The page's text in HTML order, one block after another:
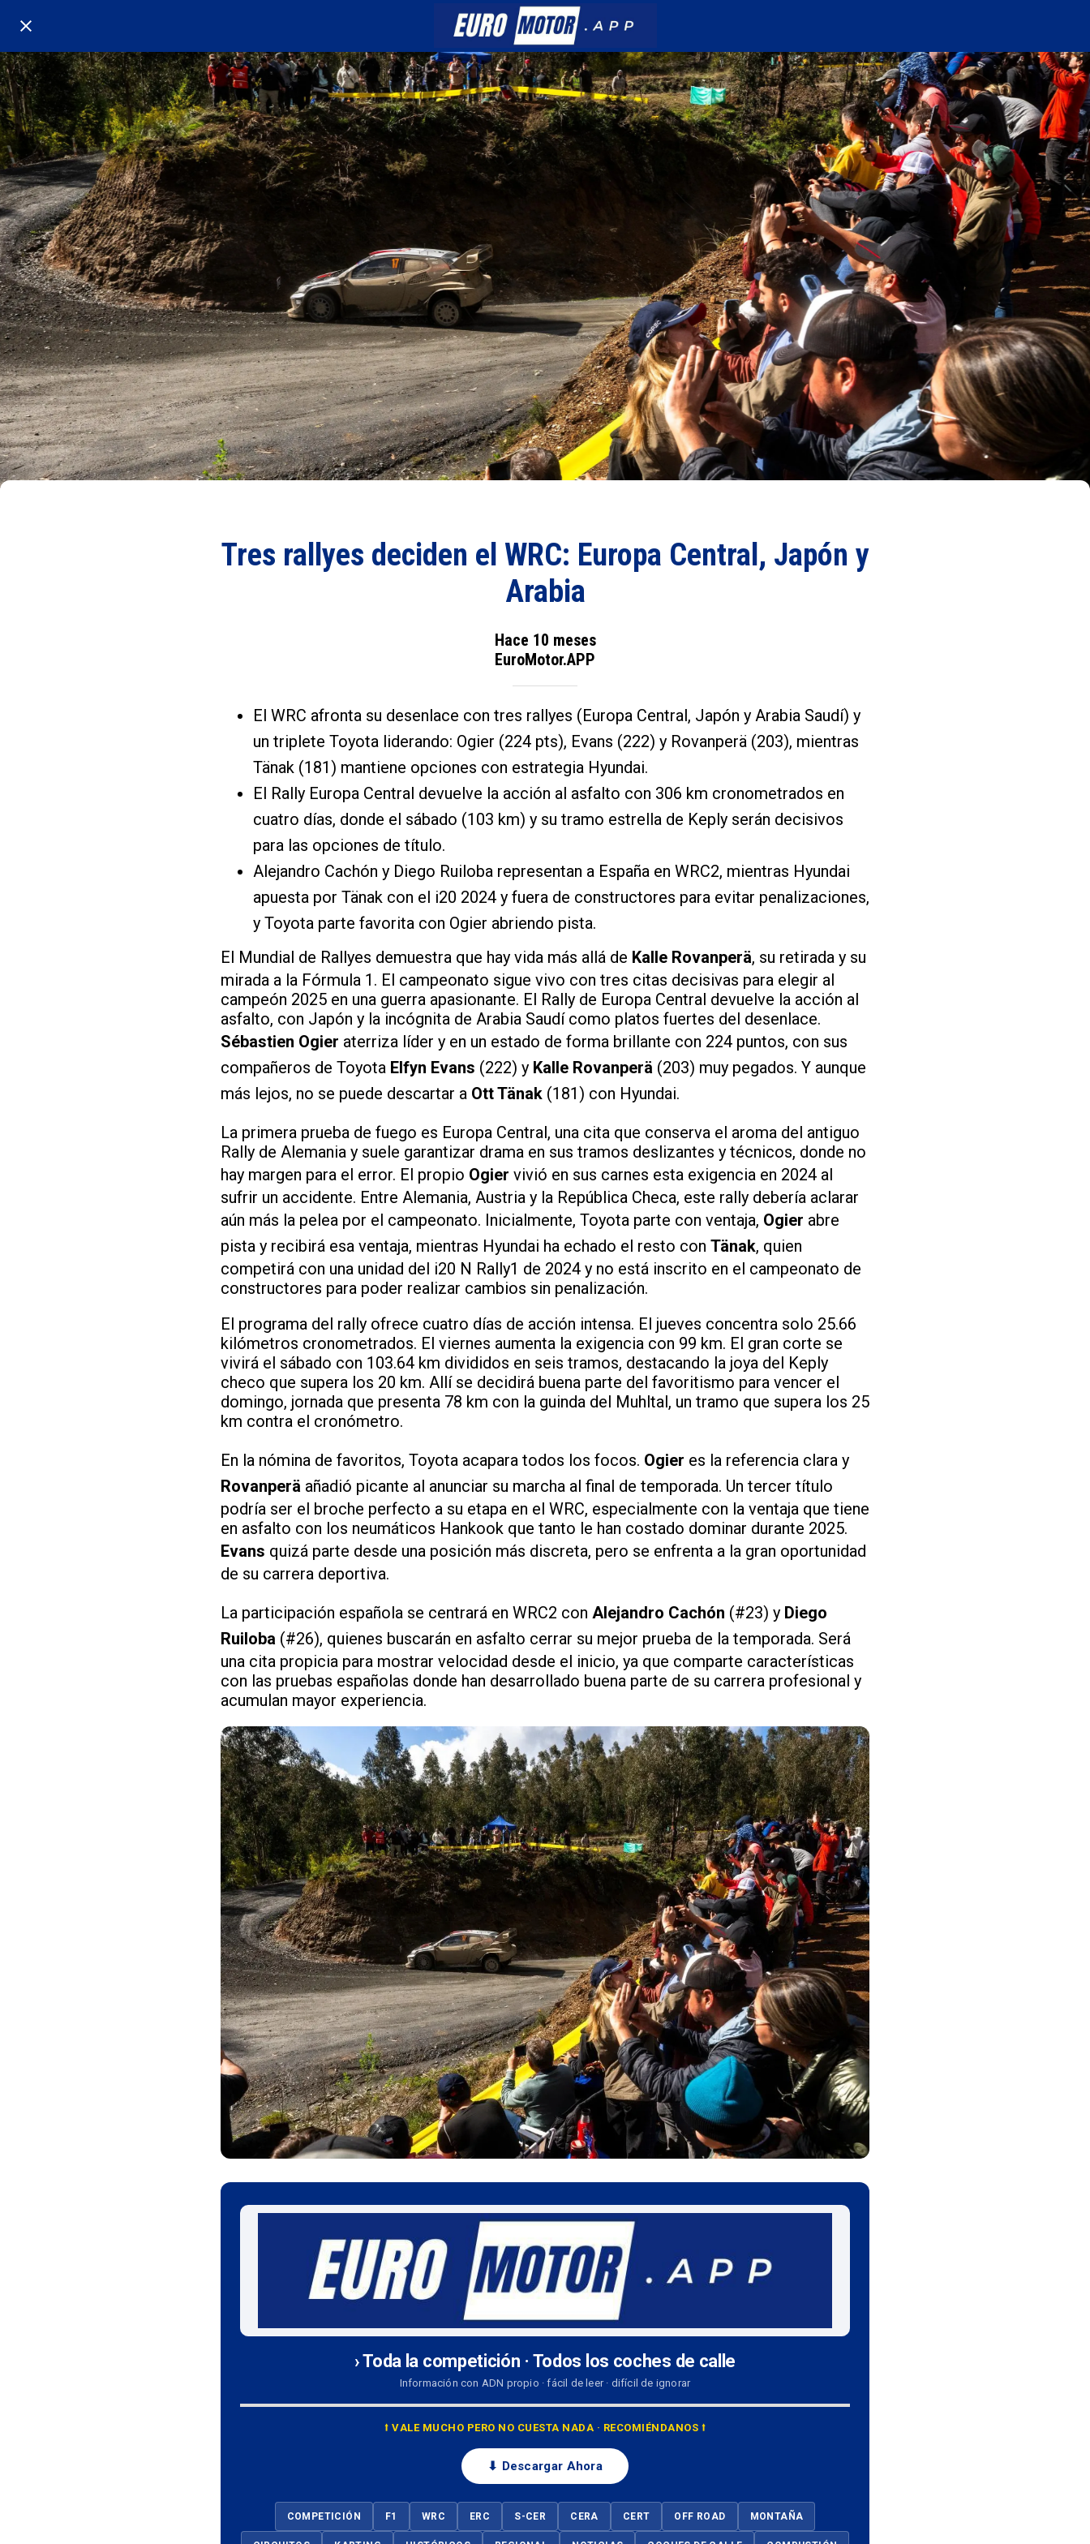
Tres rallyes deciden el WRC: Europa Central, Japón y
Arabia
Hace 10 meses
EuroMotor.APP
El WRC afronta su desenlace con tres rallyes (Europa Central, Japón y Arabia Saudí) y
un triplete Toyota liderando: Ogier (224 pts), Evans (222) y Rovanperä (203), mientras
Tänak (181) mantiene opciones con estrategia Hyundai.
El Rally Europa Central devuelve la acción al asfalto con 306 km cronometrados en
cuatro días, donde el sábado (103 km) y su tramo estrella de Keply serán decisivos
para las opciones de título.
Alejandro Cachón y Diego Ruiloba representan a España en WRC2, mientras Hyundai
apuesta por Tänak con el i20 2024 y fuera de constructores para evitar penalizaciones,
y Toyota parte favorita con Ogier abriendo pista.
El Mundial de Rallyes demuestra que hay vida más allá de Kalle Rovanperä, su retirada y su
mirada a la Fórmula 1. El campeonato sigue vivo con tres citas decisivas para elegir al
campeón 2025 en una guerra apasionante. El Rally de Europa Central devuelve la acción al
asfalto, con Japón y la incógnita de Arabia Saudí como platos fuertes del desenlace.
Sébastien Ogier aterriza líder y en un estado de forma brillante con 224 puntos, con sus
compañeros de Toyota Elfyn Evans (222) y Kalle Rovanperä (203) muy pegados. Y aunque
más lejos, no se puede descartar a Ott Tänak (181) con Hyundai.
La primera prueba de fuego es Europa Central, una cita que conserva el aroma del antiguo
Rally de Alemania y suele garantizar drama en sus tramos deslizantes y técnicos, donde no
hay margen para el error. El propio Ogier vivió en sus carnes esta exigencia en 2024 al
sufrir un accidente. Entre Alemania, Austria y la República Checa, este rally debería aclarar
aún más la pelea por el campeonato. Inicialmente, Toyota parte con ventaja, Ogier abre
pista y recibirá esa ventaja, mientras Hyundai ha echado el resto con Tänak, quien
competirá con una unidad del i20 N Rally1 de 2024 y no está inscrito en el campeonato de
constructores para poder realizar cambios sin penalización.
El programa del rally ofrece cuatro días de acción intensa. El jueves concentra solo 25.66
kilómetros cronometrados. El viernes aumenta la exigencia con 99 km. El gran corte se
vivirá el sábado con 103.64 km divididos en seis tramos, destacando la joya del Keply
checo que supera los 20 km. Allí se decidirá buena parte del favoritismo para vencer el
domingo, jornada que presenta 78 km con la guinda del Muhltal, un tramo que supera los 25
km contra el cronómetro.
En la nómina de favoritos, Toyota acapara todos los focos. Ogier es la referencia clara y
Rovanperä añadió picante al anunciar su marcha al final de temporada. Un tercer título
podría ser el broche perfecto a su etapa en el WRC, especialmente con la ventaja que tiene
en asfalto con los neumáticos Hankook que tanto le han costado dominar durante 2025.
Evans quizá parte desde una posición más discreta, pero se enfrenta a la gran oportunidad
de su carrera deportiva.
La participación española se centrará en WRC2 con Alejandro Cachón (#23) y Diego
Ruiloba (#26), quienes buscarán en asfalto cerrar su mejor prueba de la temporada. Será
una cita propicia para mostrar velocidad desde el inicio, ya que comparte características
con las pruebas españolas donde han desarrollado buena parte de su carrera profesional y
acumulan mayor experiencia.
› Toda la competición · Todos los coches de calle
Información con ADN propio · fácil de leer · difícil de ignorar
⭡ VALE MUCHO PERO NO CUESTA NADA · RECOMIÉNDANOS ⭡
⬇ Descargar Ahora
COMPETICIÓN F1 WRC ERC S-CER CERA CERT OFF ROAD MONTAÑA